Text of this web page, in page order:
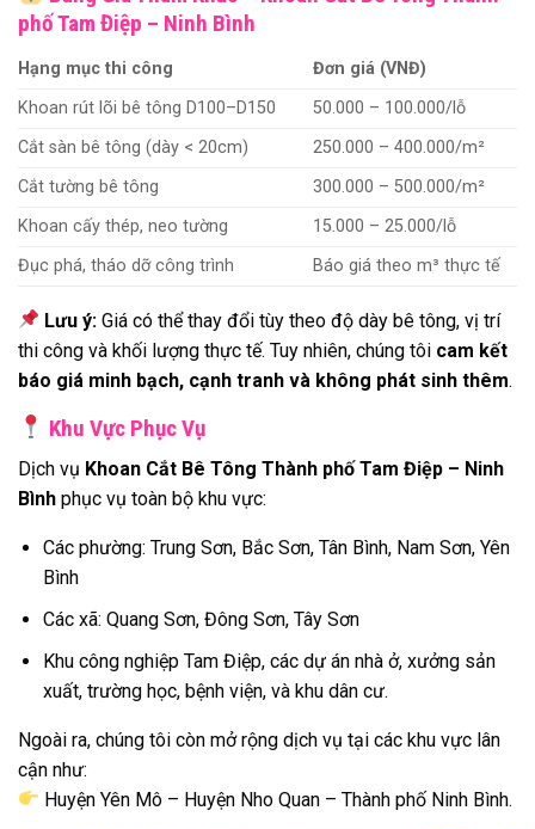
phố Tam Điệp – Ninh Bình
Hạng mục thi công
Đơn giá (VNĐ)
Khoan rút lõi bê tông D100–D150
50.000 – 100.000/lỗ
Cắt sàn bê tông (dày < 20cm)
250.000 – 400.000/m²
Cắt tường bê tông
300.000 – 500.000/m²
Khoan cấy thép, neo tường
15.000 – 25.000/lỗ
Đục phá, tháo dỡ công trình
Báo giá theo m³ thực tế
Lưu ý: Giá có thể thay đổi tùy theo độ dày bê tông, vị trí
thi công và khối lượng thực tế. Tuy nhiên, chúng tôi cam kết
báo giá minh bạch, cạnh tranh và không phát sinh thêm.
Khu Vực Phục Vụ
Dịch vụ Khoan Cắt Bê Tông Thành phố Tam Điệp – Ninh
Bình phục vụ toàn bộ khu vực:
Các phường: Trung Sơn, Bắc Sơn, Tân Bình, Nam Sơn, Yên
Bình
Các xã: Quang Sơn, Đông Sơn, Tây Sơn
Khu công nghiệp Tam Điệp, các dự án nhà ở, xưởng sản
xuất, trường học, bệnh viện, và khu dân cư.
Ngoài ra, chúng tôi còn mở rộng dịch vụ tại các khu vực lân
cận như:
Huyện Yên Mô – Huyện Nho Quan – Thành phố Ninh Bình.